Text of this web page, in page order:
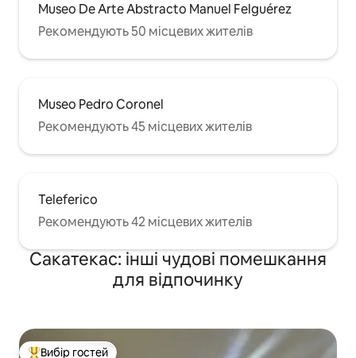
Museo De Arte Abstracto Manuel Felguérez
Рекомендують 50 місцевих жителів
Museo Pedro Coronel
Рекомендують 45 місцевих жителів
Teleferico
Рекомендують 42 місцевих жителів
Сакатекас: інші чудові помешкання
для відпочинку
Вибір гостей